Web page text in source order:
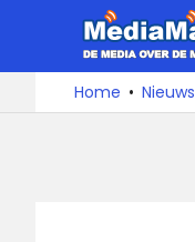
de
De
media
over
Home Nieuws